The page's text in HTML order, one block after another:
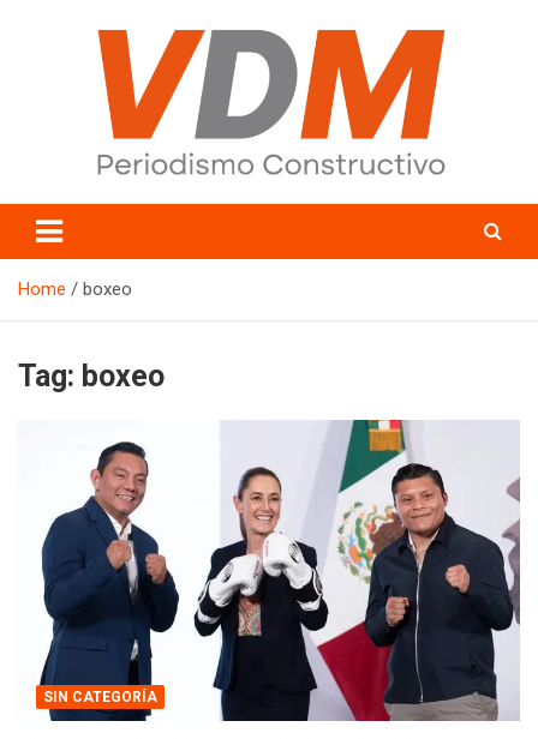
valledelmayo.com
Home boxeo
Tag: boxeo
SIN CATEGORÍA